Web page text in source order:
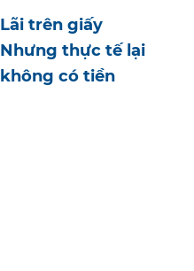
Lãi trên giấy
Nhưng thực tế lại
không có tiền